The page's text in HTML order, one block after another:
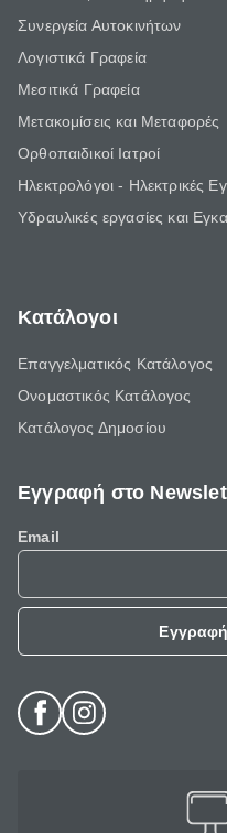
Συνεργεία Αυτοκινήτων
Λογιστικά Γραφεία
Μεσιτικά Γραφεία
Μετακομίσεις και Μεταφορές
Ορθοπαιδικοί Ιατροί
Ηλεκτρολόγοι - Ηλεκτρικές
Υδραυλικές εργασίες και
Κατάλογοι
Επαγγελματικός Κατάλογος
Ονομαστικός Κατάλογος
Κατάλογος Δημοσίου
Εγγραφή στο
Email
Εγγραφή